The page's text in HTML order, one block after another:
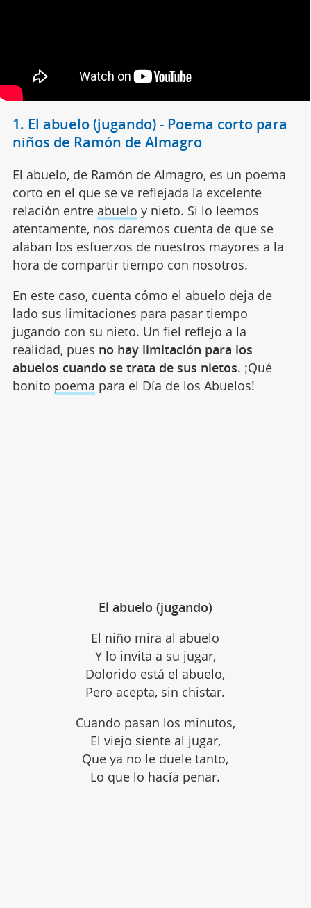
1. El abuelo (jugando) - Poema corto para
niños de Ramón de Almagro
El abuelo, de Ramón de Almagro, es un poema
corto en el que se ve reflejada la excelente
relación entre abuelo y nieto. Si lo leemos
atentamente, nos daremos cuenta de que se
alaban los esfuerzos de nuestros mayores a la
hora de compartir tiempo con nosotros.
En este caso, cuenta cómo el abuelo deja de
lado sus limitaciones para pasar tiempo
jugando con su nieto. Un fiel reflejo a la
realidad, pues no hay limitación para los
abuelos cuando se trata de sus nietos. ¡Qué
bonito poema para el Día de los Abuelos!
El abuelo (jugando)
El niño mira al abuelo
Y lo invita a su jugar,
Dolorido está el abuelo,
Pero acepta, sin chistar.
Cuando pasan los minutos,
El viejo siente al jugar,
Que ya no le duele tanto,
Lo que lo hacía penar.